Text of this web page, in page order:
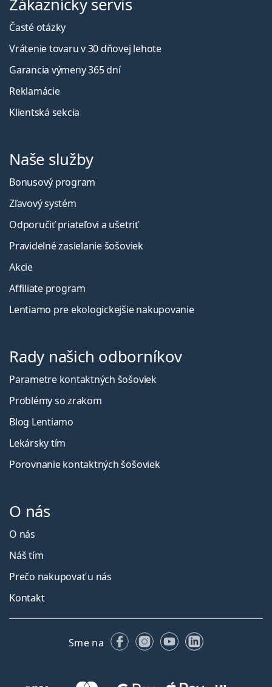
Zákaznícky servis
Časté otázky
Vrátenie tovaru v 30 dňovej lehote
Garancia výmeny 365 dní
Reklamácie
Klientská sekcia
Naše služby
Bonusový program
Zľavový systém
Odporučiť priateľovi a ušetriť
Pravidelné zasielanie šošoviek
Akcie
Affiliate program
Lentiamo pre ekologickejšie nakupovanie
Rady našich odborníkov
Parametre kontaktných šošoviek
Problémy so zrakom
Blog Lentiamo
Lekársky tím
Porovnanie kontaktných šošoviek
O nás
O nás
Náš tím
Prečo nakupovať u nás
Kontakt
Sme na FacebookuInstagrame
YouTubeLinkedIn